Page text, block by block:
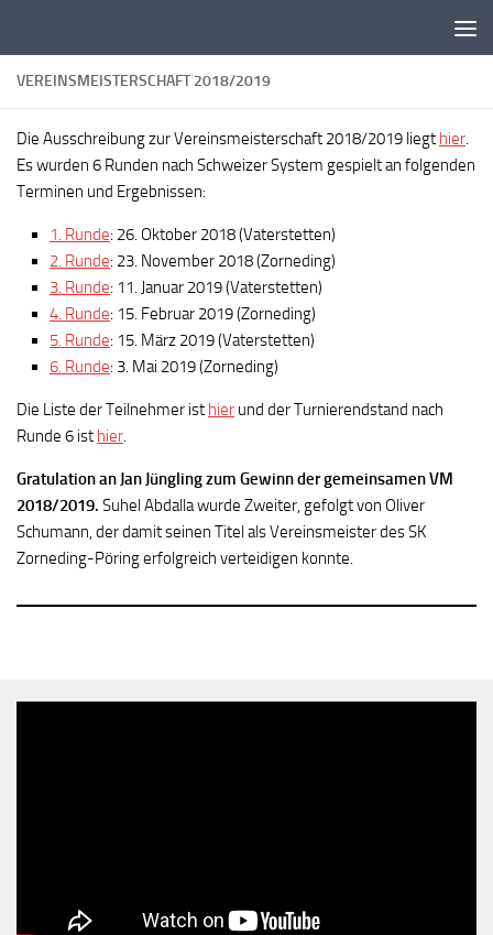
VEREINSMEISTERSCHAFT 2018/2019
Die Ausschreibung zur Vereinsmeisterschaft 2018/2019 liegt hier.
Es wurden 6 Runden nach Schweizer System gespielt an folgenden
Terminen und Ergebnissen:
1. Runde: 26. Oktober 2018 (Vaterstetten)
2. Runde: 23. November 2018 (Zorneding)
3. Runde: 11. Januar 2019 (Vaterstetten)
4. Runde: 15. Februar 2019 (Zorneding)
5. Runde: 15. März 2019 (Vaterstetten)
6. Runde: 3. Mai 2019 (Zorneding)
Die Liste der Teilnehmer ist hier und der Turnierendstand nach
Runde 6 ist hier.
Gratulation an Jan Jüngling zum Gewinn der gemeinsamen VM
2018/2019. Suhel Abdalla wurde Zweiter, gefolgt von Oliver
Schumann, der damit seinen Titel als Vereinsmeister des SK
Zorneding-Pöring erfolgreich verteidigen konnte.